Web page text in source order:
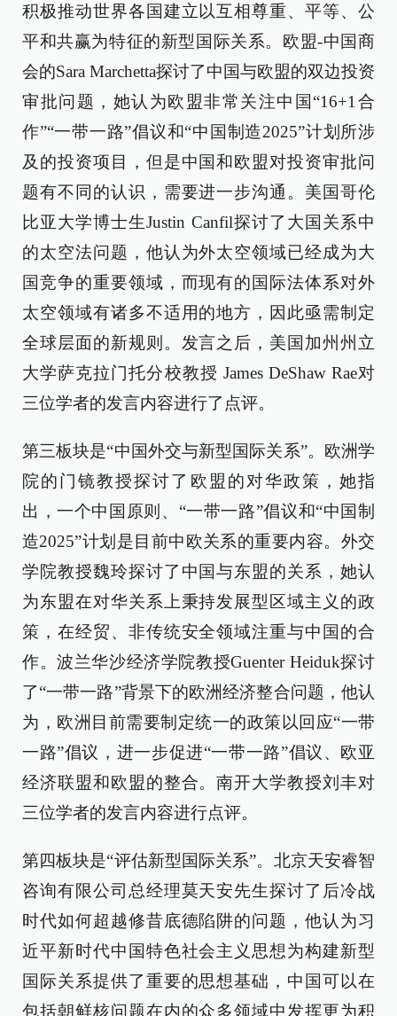
积极推动世界各国建立以互相尊重、平等、公
平和共赢为特征的新型国际关系。欧盟-中国商
会的Sara Marchetta探讨了中国与欧盟的双边投资
审批问题，她认为欧盟非常关注中国“16+1合
作”“一带一路”倡议和“中国制造2025”计划所涉
及的投资项目，但是中国和欧盟对投资审批问
题有不同的认识，需要进一步沟通。美国哥伦
比亚大学博士生Justin Canfil探讨了大国关系中
的太空法问题，他认为外太空领域已经成为大
国竞争的重要领域，而现有的国际法体系对外
太空领域有诸多不适用的地方，因此亟需制定
全球层面的新规则。发言之后，美国加州州立
大学萨克拉门托分校教授 James DeShaw Rae对
三位学者的发言内容进行了点评。
第三板块是“中国外交与新型国际关系”。欧洲学
院的门镜教授探讨了欧盟的对华政策，她指
出，一个中国原则、“一带一路”倡议和“中国制
造2025”计划是目前中欧关系的重要内容。外交
学院教授魏玲探讨了中国与东盟的关系，她认
为东盟在对华关系上秉持发展型区域主义的政
策，在经贸、非传统安全领域注重与中国的合
作。波兰华沙经济学院教授Guenter Heiduk探讨
了“一带一路”背景下的欧洲经济整合问题，他认
为，欧洲目前需要制定统一的政策以回应“一带
一路”倡议，进一步促进“一带一路”倡议、欧亚
经济联盟和欧盟的整合。南开大学教授刘丰对
三位学者的发言内容进行点评。
第四板块是“评估新型国际关系”。北京天安睿智
咨询有限公司总经理莫天安先生探讨了后冷战
时代如何超越修昔底德陷阱的问题，他认为习
近平新时代中国特色社会主义思想为构建新型
国际关系提供了重要的思想基础，中国可以在
包括朝鲜核问题在内的众多领域中发挥更为积